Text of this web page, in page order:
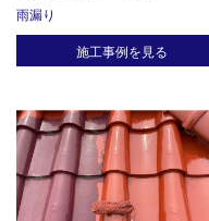
雨漏り
施工事例を見る